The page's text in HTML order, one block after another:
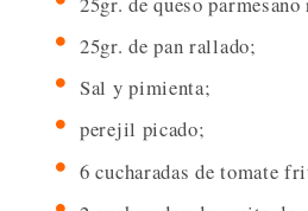
25gr. de pan rallado;
Sal y pimienta;
perejil picado;
6 cucharadas de tomate